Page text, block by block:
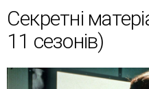
Секретні
11 сезонів)